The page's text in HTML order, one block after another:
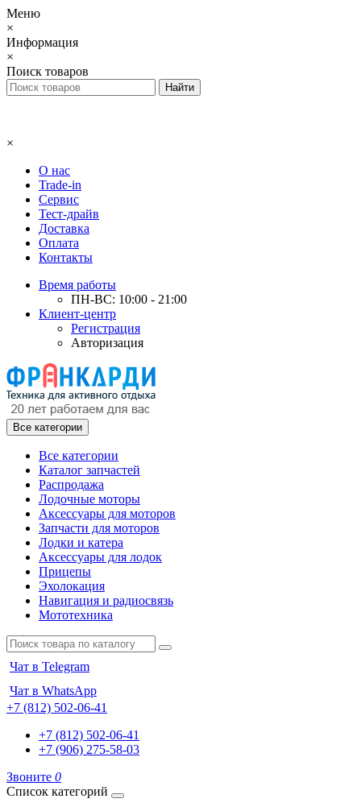
Меню
×
Информация
×
Поиск товаров
×
О нас
Trade-in
Сервис
Тест-драйв
Доставка
Оплата
Контакты
Время работы
ПН-ВС: 10:00 - 21:00
Клиент-центр
Регистрация
Авторизация
Все категории
Все категории
Каталог запчастей
Распродажа
Лодочные моторы
Аксессуары для моторов
Запчасти для моторов
Лодки и катера
Аксессуары для лодок
Прицепы
Эхолокация
Навигация и радиосвязь
Мототехника
Чат в Telegram
Чат в WhatsApp
+7 (812) 502-06-41
+7 (812) 502-06-41
+7 (906) 275-58-03
Звоните 0
Список категорий